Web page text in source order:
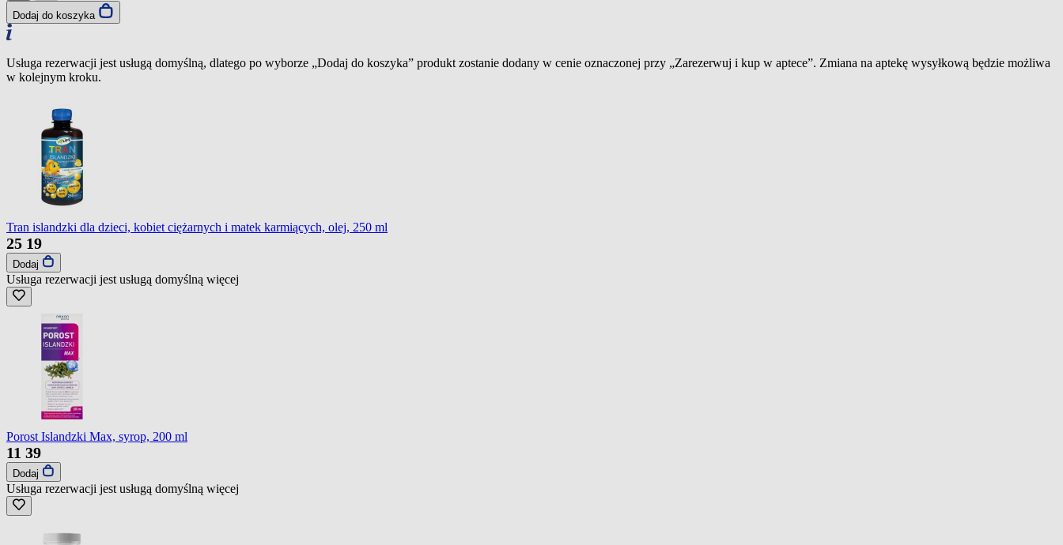
Dodaj do koszyka
Usługa rezerwacji jest usługą domyślną, dlatego po wyborze „Dodaj do koszyka” produkt zostanie dodany w cenie oznaczonej przy „Zarezerwuj i kup w aptece”. Zmiana na aptekę wysyłkową będzie możliwa
w kolejnym kroku.
Tran islandzki dla dzieci, kobiet ciężarnych i matek karmiących, olej, 250 ml
25 19
Dodaj
Usługa rezerwacji jest usługą domyślną więcej
Porost Islandzki Max, syrop, 200 ml
11 39
Dodaj
Usługa rezerwacji jest usługą domyślną więcej